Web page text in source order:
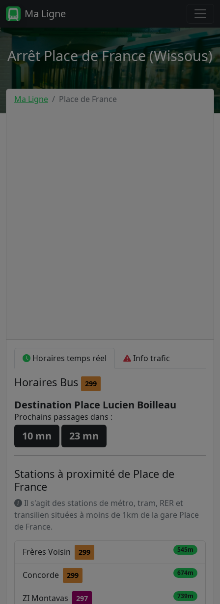
Ma Ligne
Arrêt Place de France (Wissous)
Ma Ligne Place de France
Horaires temps réel Info trafic
Horaires Bus 299
Destination Place Lucien Boilleau
Prochains passages dans :
10 mn 23 mn
Stations à proximité de Place de
France
Il s'agit des stations de métro, tram, RER et
transilien situées à moins de 1km de la gare Place
de France.
Frères Voisin 299 545m
Concorde 299 674m
ZI Montavas 297 739m